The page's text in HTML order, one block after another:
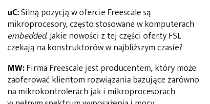
uC:Silną pozycją w ofercie Freescale są
mikroprocesory, często stosowane w komputerach
embedded. Jakie nowości z tej części oferty FSL
czekają na konstruktorów w najbliższym czasie?
MW:Firma Freescale jest producentem, który może
zaoferować klientom rozwiązania bazujące zarówno
na mikrokontrolerach jak i mikroprocesorach